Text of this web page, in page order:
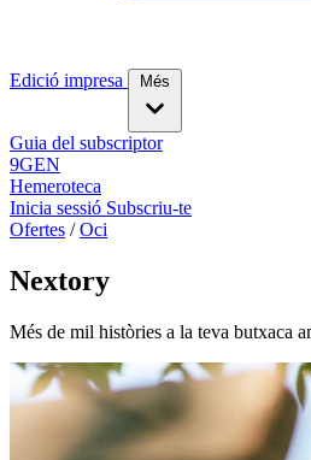
Edició impresa Més
Guia del subscriptor
9GEN
Hemeroteca
Inicia sessió Subscriu-te
Ofertes / Oci
Nextory
Més de mil històries a la teva butxaca